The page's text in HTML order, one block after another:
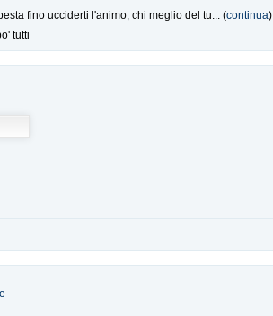
fino ucciderti l'animo, chi meglio del tu... (continua)
tutti